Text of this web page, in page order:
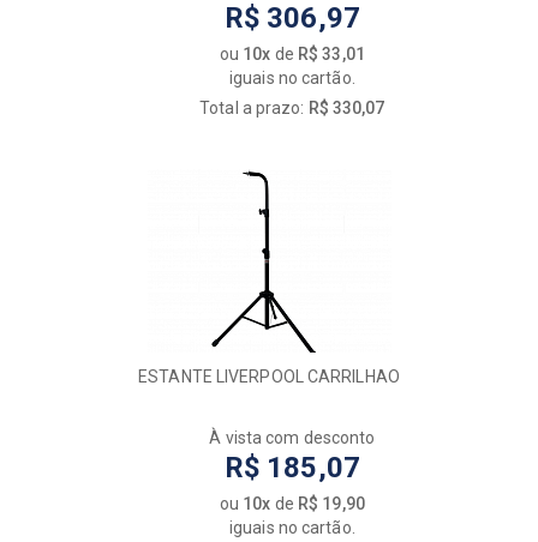
R$ 306,97
ou 10x de R$ 33,01
iguais no cartão.
Total a prazo: R$ 330,07
ESTANTE LIVERPOOL CARRILHAO
À vista com desconto
R$ 185,07
ou 10x de R$ 19,90
iguais no cartão.